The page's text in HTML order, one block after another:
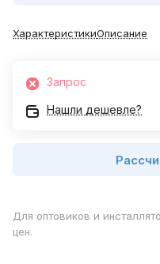
ХарактеристикиОписание
Запрос
Нашли дешевле?
Для оптовиков и
цен.